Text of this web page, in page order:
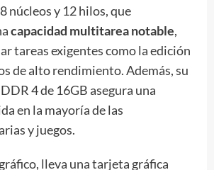
núcleos y 12 hilos, que
capacidad multitarea notable,
tareas exigentes como la edición
de alto rendimiento. Además, su
4 de 16GB asegura una
en la mayoría de las
y juegos.
lleva una tarjeta gráfica